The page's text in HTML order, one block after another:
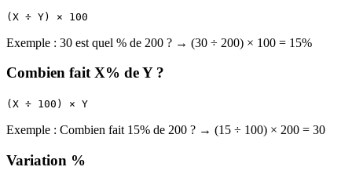
(X ÷ Y) × 100
Exemple : 30 est quel % de 200 ? → (30 ÷ 200) × 100 = 15%
Combien fait X% de Y ?
(X ÷ 100) × Y
Exemple : Combien fait 15% de 200 ? → (15 ÷ 100) × 200 = 30
Variation %